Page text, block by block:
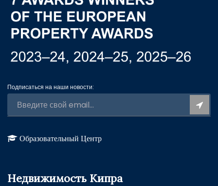
Подписаться на наши новости:
Образовательный Центр
Недвижимость Кипра